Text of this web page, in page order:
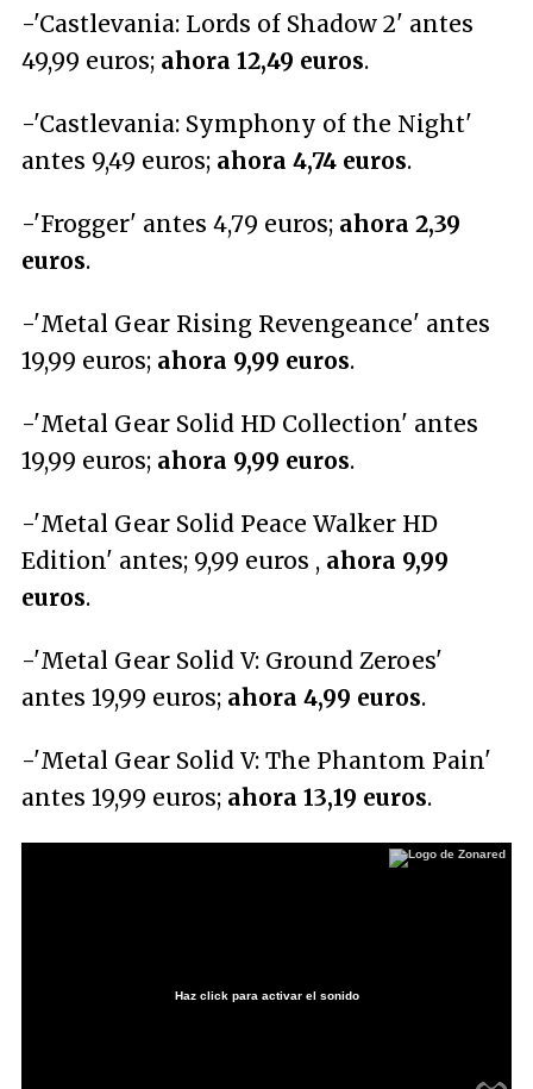
-'Castlevania: Lords of Shadow 2' antes
49,99 euros; ahora 12,49 euros.
-'Castlevania: Symphony of the Night'
antes 9,49 euros; ahora 4,74 euros.
-'Frogger' antes 4,79 euros; ahora 2,39
euros.
-'Metal Gear Rising Revengeance' antes
19,99 euros; ahora 9,99 euros.
-'Metal Gear Solid HD Collection' antes
19,99 euros; ahora 9,99 euros.
-'Metal Gear Solid Peace Walker HD
Edition' antes; 9,99 euros , ahora 9,99
euros.
-'Metal Gear Solid V: Ground Zeroes'
antes 19,99 euros; ahora 4,99 euros.
-'Metal Gear Solid V: The Phantom Pain'
antes 19,99 euros; ahora 13,19 euros.
Haz click para activar el sonido